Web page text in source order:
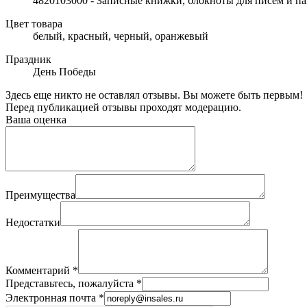
Цвет товара
белый, красный, черный, оранжевый
Праздник
День Победы
Здесь еще никто не оставлял отзывы. Вы можете быть первым!
Перед публикацией отзывы проходят модерацию.
Ваша оценка
Преимущества
Недостатки
Комментарий *
Представьтесь, пожалуйста *
Электронная почта *